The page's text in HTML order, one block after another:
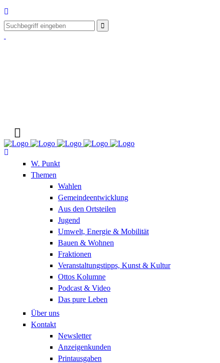
W. Punkt
Themen
Wahlen
Gemeindeentwicklung
Aus den Ortsteilen
Jugend
Umwelt, Energie & Mobilität
Bauen & Wohnen
Fraktionen
Veranstaltungstipps, Kunst & Kultur
Ottos Kolumne
Podcast & Video
Das pure Leben
Über uns
Kontakt
Newsletter
Anzeigenkunden
Printausgaben